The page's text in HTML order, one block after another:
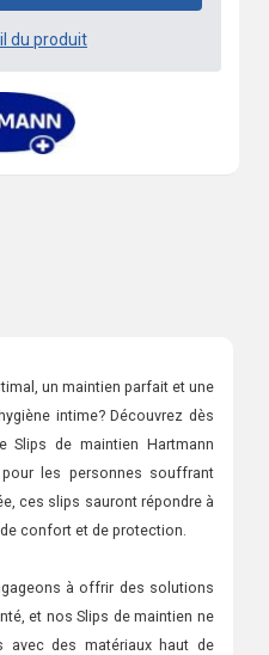
du produit
un maintien parfait et une
intime? Découvrez dès
Slips de maintien Hartmann
les personnes souffrant
ces slips sauront répondre à
confort et de protection.
à offrir des solutions
et nos Slips de maintien ne
avec des matériaux haut de